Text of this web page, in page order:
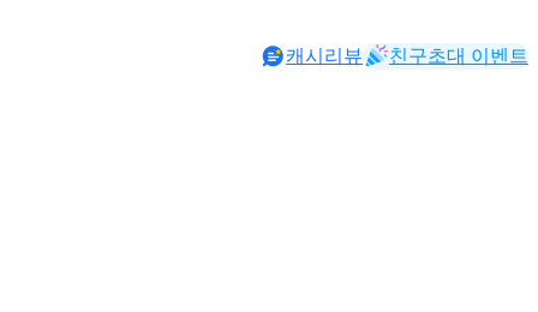
캐시리뷰 친구초대 이벤트